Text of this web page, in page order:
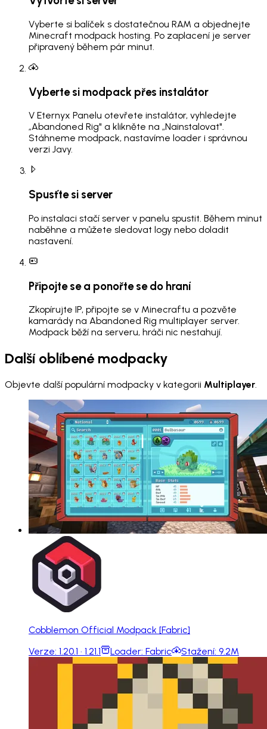
Vyberte si balíček s dostatečnou RAM a objednejte
Minecraft modpack hosting. Po zaplacení je server
připravený během pár minut.
Vyberte si modpack přes instalátor
V Eternyx Panelu otevřete instalátor, vyhledejte
„Abandoned Rig" a klikněte na „Nainstalovat".
Stáhneme modpack, nastavíme loader i správnou
verzi Javy.
Spusťte si server
Po instalaci stačí server v panelu spustit. Během minut
naběhne a můžete sledovat logy nebo doladit
nastavení.
Připojte se a ponořte se do hraní
Zkopírujte IP, připojte se v Minecraftu a pozvěte
kamarády na Abandoned Rig multiplayer server.
Modpack běží na serveru, hráči nic nestahují.
Další oblíbené modpacky
Objevte další populární modpacky v kategorii Multiplayer.
Cobblemon Official Modpack [Fabric]
Verze: 1.20.1 · 1.21.1 Loader: Fabric Stažení: 9.2M